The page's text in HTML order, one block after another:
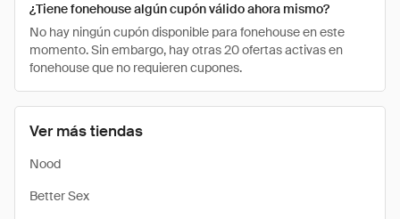
Ver más tiendas
Nood
Better Sex
¿Tiene fonehouse algún cupón válido ahora mismo?
No hay ningún cupón disponible para fonehouse en este
momento. Sin embargo, hay otras 20 ofertas activas en
fonehouse que no requieren cupones.